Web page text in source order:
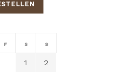
F S S
1 2